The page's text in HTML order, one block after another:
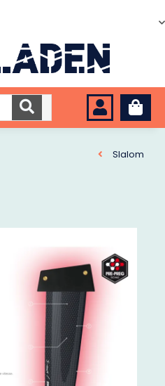
Slalom